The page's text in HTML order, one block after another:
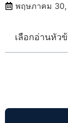
ความรู้
ประเทศ
ติดต่อเรา
พฤษภาคม 30,
เลือกอ่านหัว